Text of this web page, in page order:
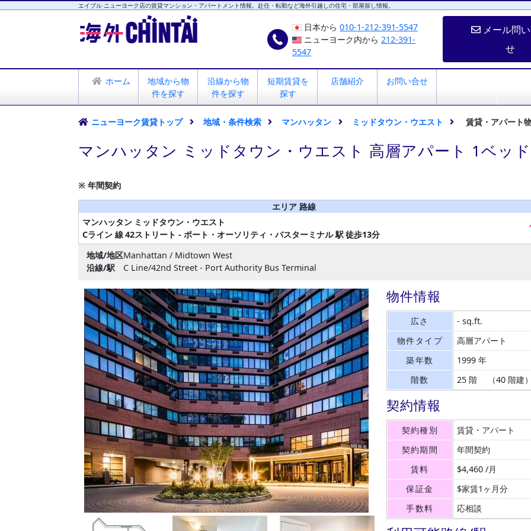
エイブル ニューヨーク店の賃貸マンション・アパートメント情報。赴任・転勤など海外引越しの住宅・部屋探し情報。
日本から010-1-212-391-5547
ニューヨーク内から 212-391-
5547
メール問
せ
ホーム
地域から物
件を探す
沿線から物
件を探す
短期賃貸を
探す
店舗紹介 お問い合せ
ニューヨーク賃貸トップ 地域・条件検索 マンハッタン ミッドタウン・ウエスト 賃貸・アパート
マンハッタン ミッドタウン・ウエスト 高層アパート 1ベッ
※ 年間契約
エリア 路線
マンハッタン ミッドタウン・ウエスト
Cライン 線42ストリート - ポート・オーソリティ・バスターミナル 駅徒歩13分
地域/地区Manhattan / Midtown West
沿線/駅
C Line/42nd Street - Port Authority Bus Terminal
物件情報
広さ
- sq.ft.
物件タイプ
高層アパート
築年数
1999 年
階数
25 階 （40 階建
契約情報
契約種別
賃貸・アパート
契約期間
年間契約
賃料
$4,460 /月
保証金
$家賃1ヶ月分
手数料
応相談